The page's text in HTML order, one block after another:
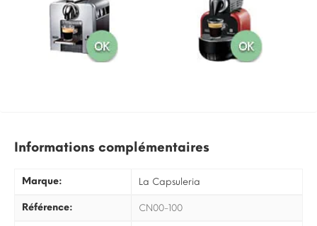
Informations complémentaires
Marque: La Capsuleria
Référence: CN00-100